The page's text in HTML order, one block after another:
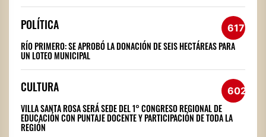
POLÍTICA 617
RÍO PRIMERO: SE APROBÓ LA DONACIÓN DE SEIS HECTÁREAS PARA
UN LOTEO MUNICIPAL
CULTURA 602
VILLA SANTA ROSA SERÁ SEDE DEL 1° CONGRESO REGIONAL DE
EDUCACIÓN CON PUNTAJE DOCENTE Y PARTICIPACIÓN DE TODA LA
REGIÓN